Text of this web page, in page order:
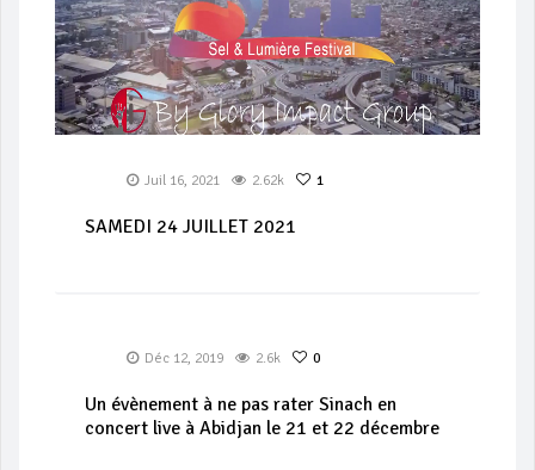
Juil 16, 2021 2.62k 1
SAMEDI 24 JUILLET 2021
Déc 12, 2019 2.6k 0
Un évènement à ne pas rater Sinach en
concert live à Abidjan le 21 et 22 décembre